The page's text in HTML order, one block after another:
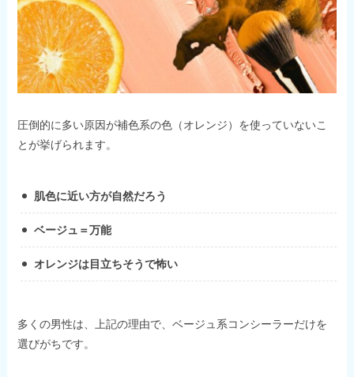
圧倒的に多い原因が補色系の色（オレンジ）を使っていないこ
とが挙げられます。
肌色に近い方が自然だろう
ベージュ＝万能
オレンジは目立ちそうで怖い
多くの男性は、上記の理由で、ベージュ系コンシーラーだけを
選びがちです。